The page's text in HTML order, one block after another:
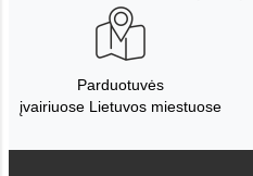
Parduotuvės
įvairiuose Lietuvos miestuose